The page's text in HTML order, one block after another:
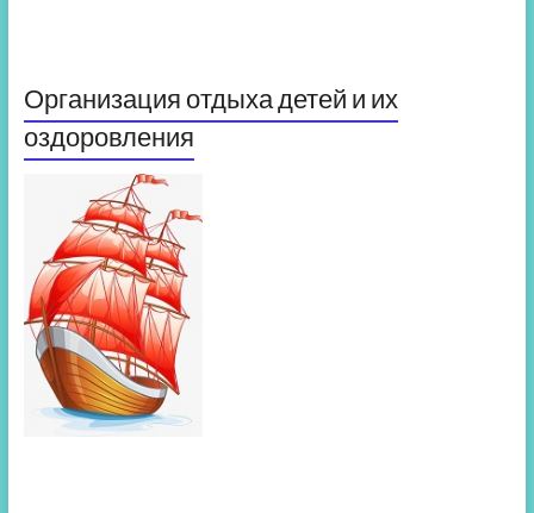
Организация отдыха детей и их
оздоровления